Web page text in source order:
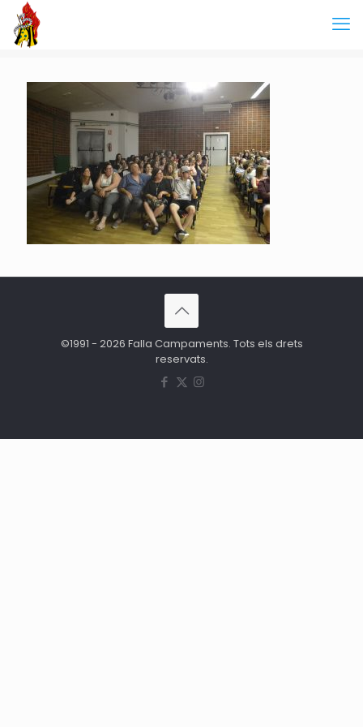
©1991 - 2026 Falla Campaments. Tots els drets
reservats.